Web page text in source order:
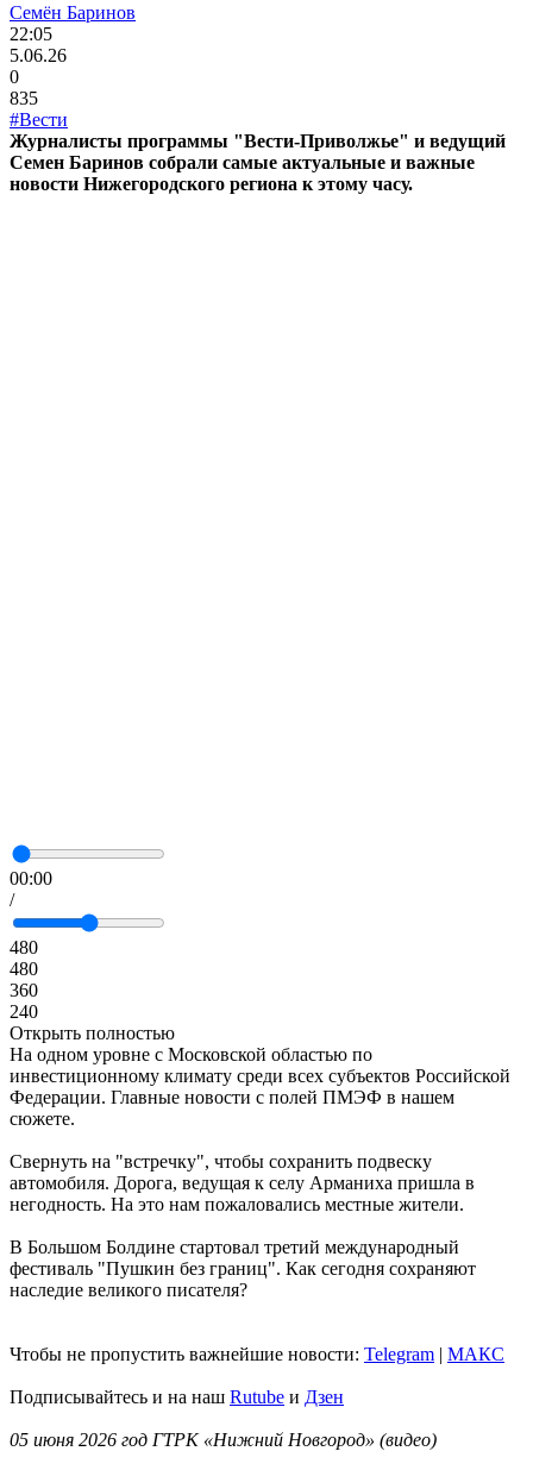
Семён Баринов
22:05
5.06.26
0
835
#Вести
Журналисты программы "Вести-Приволжье" и ведущий
Семен Баринов собрали самые актуальные и важные
новости Нижегородского региона к этому часу.
00:00
/
480
480
360
240
Открыть полностью
На одном уровне с Московской областью по
инвестиционному климату среди всех субъектов Российской
Федерации. Главные новости с полей ПМЭФ в нашем
сюжете.
Свернуть на "встречку", чтобы сохранить подвеску
автомобиля. Дорога, ведущая к селу Арманиха пришла в
негодность. На это нам пожаловались местные жители.
В Большом Болдине стартовал третий международный
фестиваль "Пушкин без границ". Как сегодня сохраняют
наследие великого писателя?
Чтобы не пропустить важнейшие новости: Telegram | MAКС
Подписывайтесь и на наш Rutube и Дзен
05 июня 2026 год ГТРК «Нижний Новгород» (видео)